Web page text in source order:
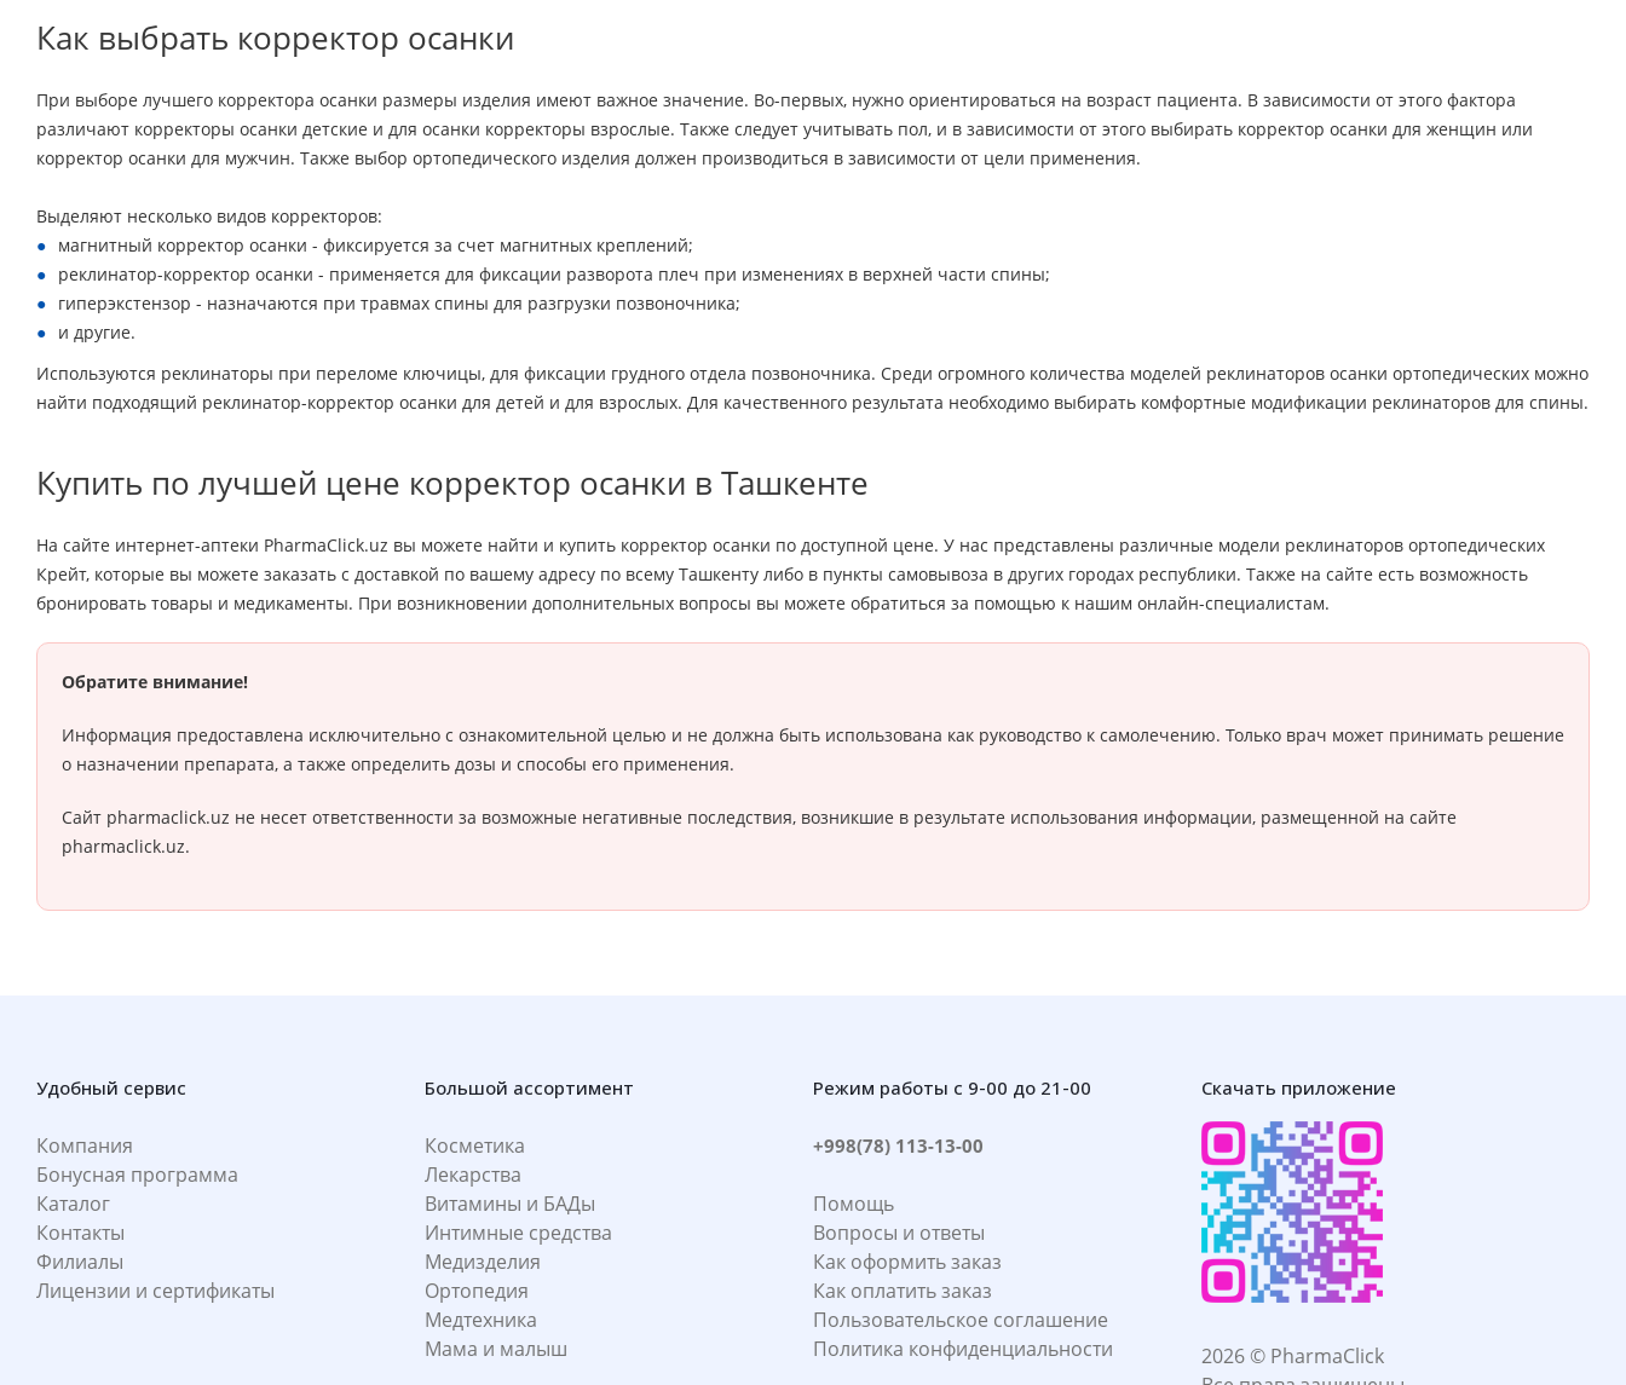
Как выбрать корректор осанки
При выборе лучшего корректора осанки размеры изделия имеют важное значение. Во-первых, нужно ориентироваться на возраст пациента. В зависимости от этого фактора
различают корректоры осанки детские и для осанки корректоры взрослые. Также следует учитывать пол, и в зависимости от этого выбирать корректор осанки для женщин или
корректор осанки для мужчин. Также выбор ортопедического изделия должен производиться в зависимости от цели применения.
Выделяют несколько видов корректоров:
магнитный корректор осанки - фиксируется за счет магнитных креплений;
реклинатор-корректор осанки - применяется для фиксации разворота плеч при изменениях в верхней части спины;
гиперэкстензор - назначаются при травмах спины для разгрузки позвоночника;
и другие.
Используются реклинаторы при переломе ключицы, для фиксации грудного отдела позвоночника. Среди огромного количества моделей реклинаторов осанки ортопедических можно
найти подходящий реклинатор-корректор осанки для детей и для взрослых. Для качественного результата необходимо выбирать комфортные модификации реклинаторов для спины.
Купить по лучшей цене корректор осанки в Ташкенте
На сайте интернет-аптеки PharmaClick.uz вы можете найти и купить корректор осанки по доступной цене. У нас представлены различные модели реклинаторов ортопедических
Крейт, которые вы можете заказать с доставкой по вашему адресу по всему Ташкенту либо в пункты самовывоза в других городах республики. Также на сайте есть возможность
бронировать товары и медикаменты. При возникновении дополнительных вопросы вы можете обратиться за помощью к нашим онлайн-специалистам.
Обратите внимание!
Информация предоставлена исключительно с ознакомительной целью и не должна быть использована как руководство к самолечению. Только врач может принимать решение
о назначении препарата, а также определить дозы и способы его применения.
Сайт pharmaclick.uz не несет ответственности за возможные негативные последствия, возникшие в результате использования информации, размещенной на сайте
pharmaclick.uz.
Удобный сервис
Компания
Бонусная программа
Каталог
Контакты
Филиалы
Лицензии и сертификаты
Большой ассортимент
Косметика
Лекарства
Витамины и БАДы
Интимные средства
Медизделия
Ортопедия
Медтехника
Мама и малыш
Режим работы с 9-00 до 21-00
+998(78) 113-13-00
Помощь
Вопросы и ответы
Как оформить заказ
Как оплатить заказ
Пользовательское соглашение
Политика конфиденциальности
Скачать приложение
2026 © PharmaClick